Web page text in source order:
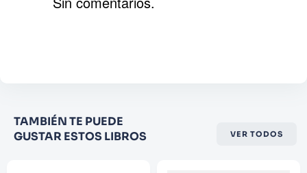
Califique el producto de 1 a 5
estrellas
TAMBIÉN TE PUEDE
GUSTAR ESTOS LIBROS
VER TODOS